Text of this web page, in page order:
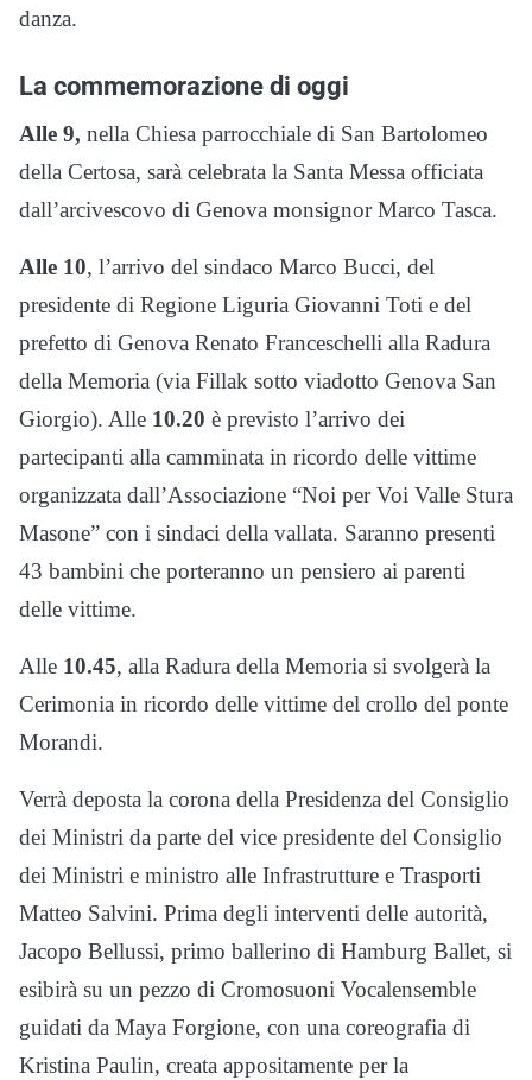
danza.
La commemorazione di oggi
Alle 9, nella Chiesa parrocchiale di San Bartolomeo
della Certosa, sarà celebrata la Santa Messa officiata
dall’arcivescovo di Genova monsignor Marco Tasca.
Alle 10, l’arrivo del sindaco Marco Bucci, del
presidente di Regione Liguria Giovanni Toti e del
prefetto di Genova Renato Franceschelli alla Radura
della Memoria (via Fillak sotto viadotto Genova San
Giorgio). Alle 10.20 è previsto l’arrivo dei
partecipanti alla camminata in ricordo delle vittime
organizzata dall’Associazione “Noi per Voi Valle Stura
Masone” con i sindaci della vallata. Saranno presenti
43 bambini che porteranno un pensiero ai parenti
delle vittime.
Alle 10.45, alla Radura della Memoria si svolgerà la
Cerimonia in ricordo delle vittime del crollo del ponte
Morandi.
Verrà deposta la corona della Presidenza del Consiglio
dei Ministri da parte del vice presidente del Consiglio
dei Ministri e ministro alle Infrastrutture e Trasporti
Matteo Salvini. Prima degli interventi delle autorità,
Jacopo Bellussi, primo ballerino di Hamburg Ballet, si
esibirà su un pezzo di Cromosuoni Vocalensemble
guidati da Maya Forgione, con una coreografia di
Kristina Paulin, creata appositamente per la